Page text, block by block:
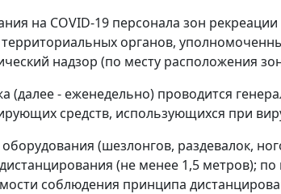
на COVID-19 персонала зон
органов,
надзор (по месту расположения
(далее - еженедельно) проводится
средств, использующихся при
(шезлонгов, раздевалок,
(не менее 1,5 метров); по
соблюдения принципа